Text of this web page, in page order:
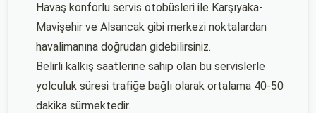
Havaş konforlu servis otobüsleri ile Karşıyaka-
Mavişehir ve Alsancak gibi merkezi noktalardan
havalimanına doğrudan gidebilirsiniz.
Belirli kalkış saatlerine sahip olan bu servislerle
yolculuk süresi trafiğe bağlı olarak ortalama 40-50
dakika sürmektedir.